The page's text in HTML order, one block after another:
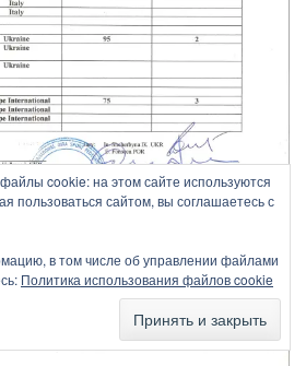
cookie: на этом сайте используются
пользоваться сайтом, вы соглашаетесь с
в том числе об управлении файлами
Политика использования файлов cookie